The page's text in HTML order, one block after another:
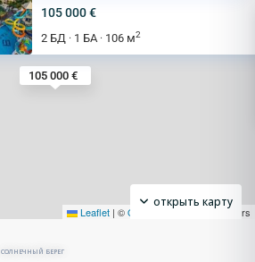
105 000 €
105 000 €
2 БД · 1 БА · 106 м2
Leaflet | ©OpenStreetMap contributors
открыть карту
СОЛНЕЧНЫЙ БЕРЕГ